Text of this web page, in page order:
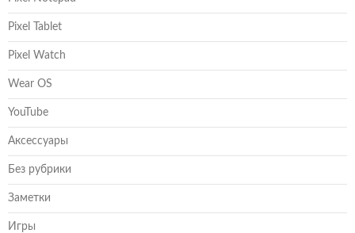
Pixel Tablet
Pixel Watch
Wear OS
YouTube
Аксессуары
Без рубрики
Заметки
Игры